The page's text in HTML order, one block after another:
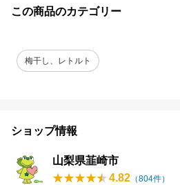
この商品のカテゴリー
梅干し、レトルト
ショップ情報
山梨県韮崎市
4.82 （804件）